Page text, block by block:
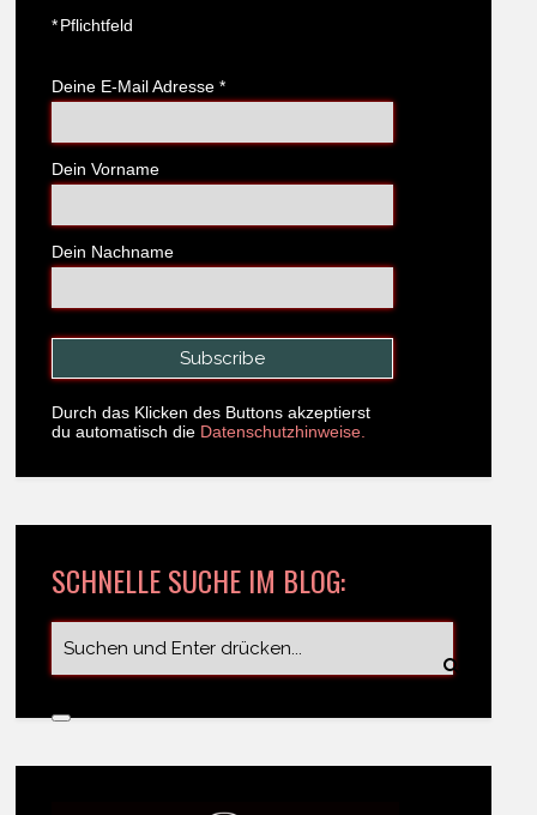
*Pflichtfeld
Deine E-Mail Adresse *
Dein Vorname
Dein Nachname
Durch das Klicken des Buttons akzeptierst
du automatisch die Datenschutzhinweise.
SCHNELLE SUCHE IM BLOG: